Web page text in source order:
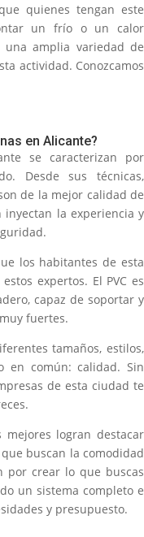
quienes tengan este
un frío o un calor
amplia variedad de
actividad. Conozcamos
en Alicante?
se caracterizan por
Desde sus técnicas,
de la mejor calidad de
inyectan la experiencia y
los habitantes de esta
expertos. El PVC es
capaz de soportar y
fuertes.
tamaños, estilos,
en común: calidad. Sin
de esta ciudad te
logran destacar
buscan la comodidad
por crear lo que buscas
un sistema completo e
y presupuesto.